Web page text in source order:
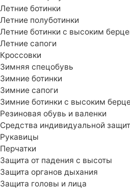
Летние ботинки
Летние полуботинки
Летние ботинки с высоким
Летние сапоги
Кроссовки
Зимняя спецобувь
Зимние ботинки
Зимние сапоги
Зимние ботинки с высоким
Резиновая обувь и валенки
Средства индивидуальной
Рукавицы
Перчатки
Защита от падения с высоты
Защита органов дыхания
Защита головы и лица